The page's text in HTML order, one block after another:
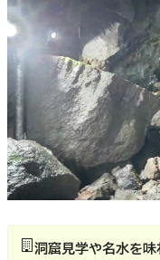
洞窟見学や名水を味